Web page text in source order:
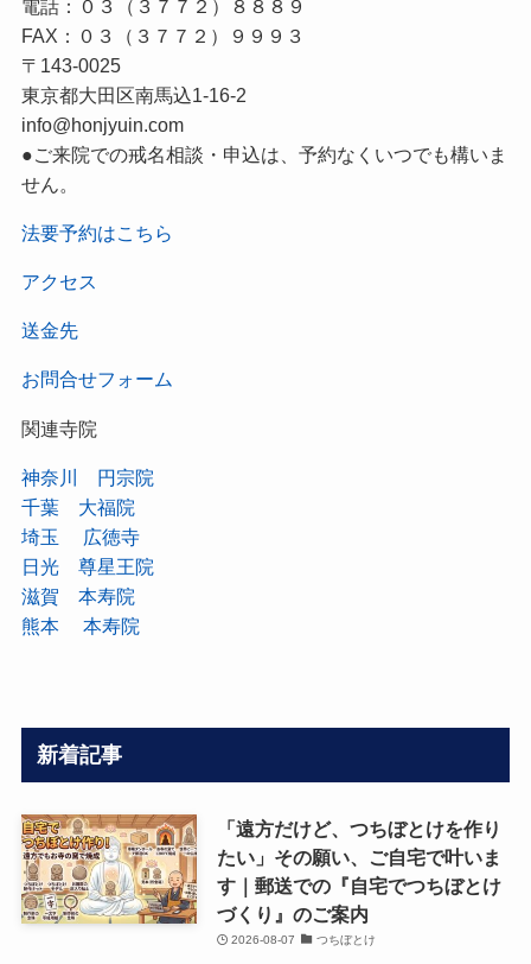
電話：０３（３７７２）８８８９
FAX：０３（３７７２）９９９３
〒143-0025
東京都大田区南馬込1-16-2
info@honjyuin.com
●ご来院での戒名相談・申込は、予約なくいつでも構いま
せん。
法要予約はこちら
アクセス
送金先
お問合せフォーム
関連寺院
神奈川 円宗院
千葉 大福院
埼玉 広徳寺
日光 尊星王院
滋賀 本寿院
熊本 本寿院
新着記事
「遠方だけど、つちぼとけを作り
たい」その願い、ご自宅で叶いま
す｜郵送での『自宅でつちぼとけ
づくり』のご案内
2026-08-07 つちぼとけ